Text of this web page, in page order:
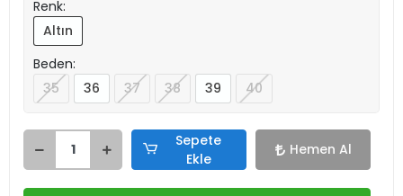
Renk:
Altın
Beden:
35
36 37 38 39 40
Sepete
Ekle
Hemen Al